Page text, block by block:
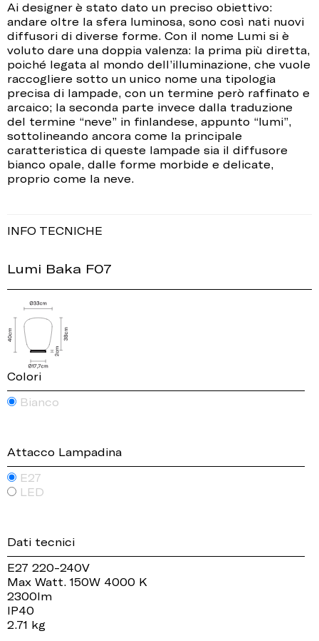
Ai designer è stato dato un preciso obiettivo:
andare oltre la sfera luminosa, sono così nati nuovi
diffusori di diverse forme. Con il nome Lumi si è
voluto dare una doppia valenza: la prima più diretta,
poiché legata al mondo dell’illuminazione, che vuole
raccogliere sotto un unico nome una tipologia
precisa di lampade, con un termine però raffinato e
arcaico; la seconda parte invece dalla traduzione
del termine “neve” in finlandese, appunto “lumi”,
sottolineando ancora come la principale
caratteristica di queste lampade sia il diffusore
bianco opale, dalle forme morbide e delicate,
proprio come la neve.
INFO TECNICHE
Lumi Baka F07
Colori
Bianco
Attacco Lampadina
E27
LED
Dati tecnici
E27 220-240V
Max Watt. 150W 4000 K
2300lm
IP40
2.71 kg